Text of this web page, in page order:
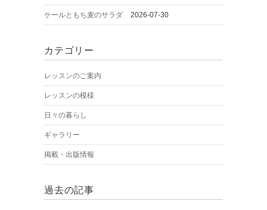
ケールともち麦のサラダ 2026-07-30
カテゴリー
レッスンのご案内
レッスンの模様
日々の暮らし
ギャラリー
掲載・出版情報
過去の記事